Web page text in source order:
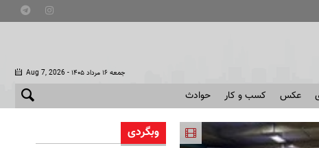
Aug 7, 2026 - جمعه ۱۶ مرداد ۱۴۰۵
عکس کسب و کار حوادث
وبگردی